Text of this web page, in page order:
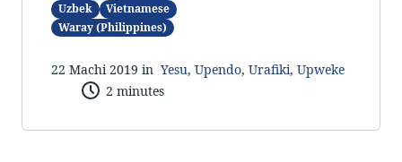
Uzbek
Vietnamese
Waray (Philippines)
22 Machi 2019 in Yesu, Upendo, Urafiki, Upweke
2 minutes